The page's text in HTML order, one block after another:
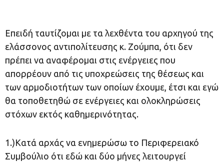
Επειδή ταυτίζομαι με τα λεχθέντα του αρχηγού της
ελάσσονος αντιπολίτευσης κ. Ζούμπα, ότι δεν
πρέπει να αναφέρομαι στις ενέργειες που
απορρέουν από τις υποχρεώσεις της θέσεως και
των αρμοδιοτήτων των οποίων έχουμε, έτσι και εγώ
θα τοποθετηθώ σε ενέργειες και ολοκληρώσεις
στόχων εκτός καθημερινότητας.
1.)Κατά αρχάς να ενημερώσω το Περιφερειακό
Συμβούλιο ότι εδώ και δύο μήνες λειτουργεί